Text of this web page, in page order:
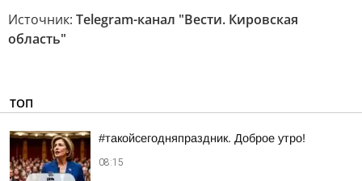
Источник: Telegram-канал "Вести. Кировская
область"
ТОП
#такойсегодняпраздник. Доброе утро!
08:15